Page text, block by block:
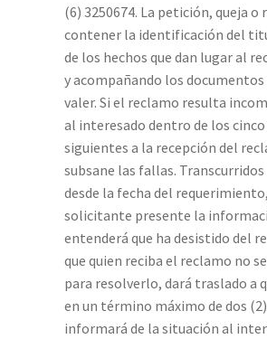
(6) 3250674. La petición, queja o
contener la identificación del
de los hechos que dan lugar al
y acompañando los documentos
valer. Si el reclamo resulta
al interesado dentro de los
siguientes a la recepción del
subsane las fallas. Transcurridos
desde la fecha del
solicitante presente la
entenderá que ha desistido del
que quien reciba el reclamo no
para resolverlo, dará traslado a
en un término máximo de dos
informará de la situación al